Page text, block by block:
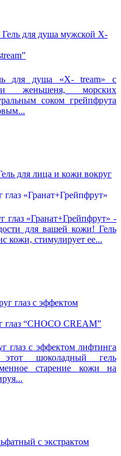
для душа «X- tream» с
женьшеня, морских
соком грейпфрута
«Гранат+Грейпфрут»
глаз «Гранат+Грейпфрут» -
для вашей кожи! Гель
кожи, стимулирует ее...
глаз “CHOCO CREAM”
глаз с эффектом лифтинга
шоколадный гель
старение кожи на